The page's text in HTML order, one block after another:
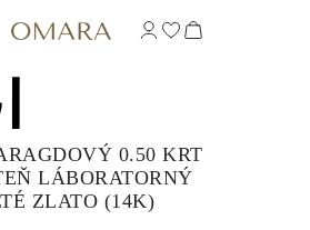
0.50 KRT
LÁBORATORNÝ
ZLATO (14K)